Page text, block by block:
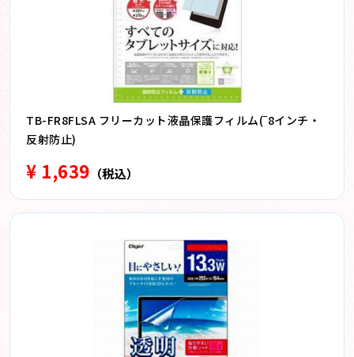
TB-FR8FLSA フリーカット液晶保護フィルム(‾8インチ・
反射防止)
¥ 1,639 （税込）